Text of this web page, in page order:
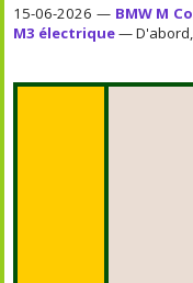
15-06-2026 — BMW M
M3 électrique—